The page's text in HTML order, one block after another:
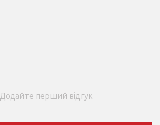
Додайте перший відгук